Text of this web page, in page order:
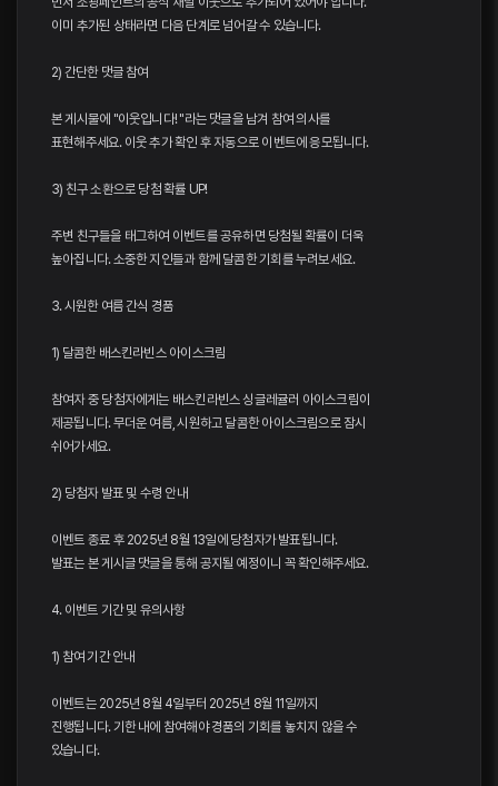
이미 추가된 상태라면 다음 단계로 넘어갈 수 있습니다.
2) 간단한 댓글 참여
본 게시물에 "이웃입니다! "라는 댓글을 남겨 참여 의사를
표현해주세요. 이웃 추가 확인 후 자동으로 이벤트에 응모됩니다.
3) 친구 소환으로 당첨 확률 UP!
주변 친구들을 태그하여 이벤트를 공유하면 당첨될 확률이 더욱
높아집니다. 소중한 지인들과 함께 달콤한 기회를 누려보세요.
3. 시원한 여름 간식 경품
1) 달콤한 배스킨라빈스 아이스크림
참여자 중 당첨자에게는 배스킨라빈스 싱글레귤러 아이스크림이
제공됩니다. 무더운 여름, 시원하고 달콤한 아이스크림으로 잠시
쉬어가세요.
2) 당첨자 발표 및 수령 안내
이벤트 종료 후 2025년 8월 13일에 당첨자가 발표됩니다.
발표는 본 게시글 댓글을 통해 공지될 예정이니 꼭 확인해주세요.
4. 이벤트 기간 및 유의사항
1) 참여 기간 안내
이벤트는 2025년 8월 4일부터 2025년 8월 11일까지
진행됩니다. 기한 내에 참여해야 경품의 기회를 놓치지 않을 수
있습니다.